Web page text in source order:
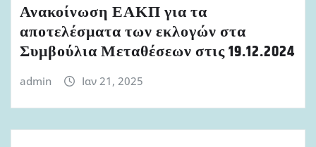
Ανακοίνωση ΕΑΚΠ για τα
αποτελέσματα των εκλογών στα
Συμβούλια Μεταθέσεων στις 19.12.2024
admin Ιαν 21, 2025